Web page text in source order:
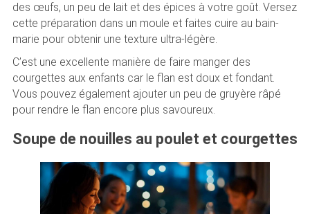
des œufs, un peu de lait et des épices à votre goût. Versez
cette préparation dans un moule et faites cuire au bain-
marie pour obtenir une texture ultra-légère.
C’est une excellente manière de faire manger des
courgettes aux enfants car le flan est doux et fondant.
Vous pouvez également ajouter un peu de gruyère râpé
pour rendre le flan encore plus savoureux.
Soupe de nouilles au poulet et courgettes